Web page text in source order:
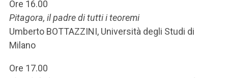
SEI UN DOCENTE O UN MEMBRO DELLO STAFF
ACCEDI A CLOUDMAIL
Ore 16.00
Pitagora, il padre di tutti i teoremi
Umberto BOTTAZZINI, Università degli Studi di
Milano
Ore 17.00